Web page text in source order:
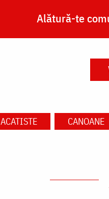
Alătură-te
ACATISTE CANOANE